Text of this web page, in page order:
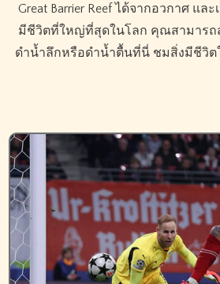
Great Barrier Reef ได้จากอวกาศ แล
มีชีวิตที่ใหญ่ที่สุดในโลก คุณสามารถ
ดำน้ำลึกหรือดำน้ำตื้นที่นี่ ชมสิ่งมีชีวิต